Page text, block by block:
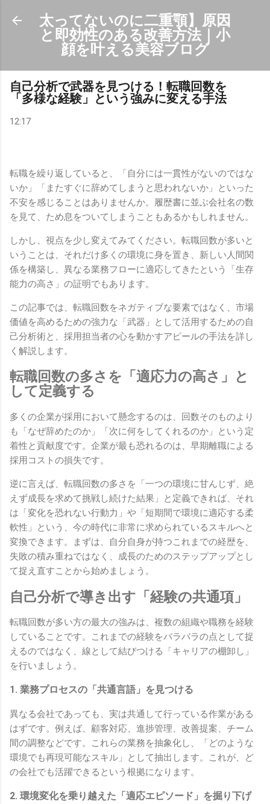
スキップしてメイン コンテンツに移動
太ってないのに二重顎】原因
と即効性のある改善方法｜小
顔を叶える美容ブログ
自己分析で武器を見つける！転職回数を
「多様な経験」という強みに変える手法
12:17
転職を繰り返していると、「自分には一貫性がないのではな
いか」「またすぐに辞めてしまうと思われないか」といった
不安を感じることはありませんか。履歴書に並ぶ会社名の数
を見て、ため息をついてしまうこともあるかもしれません。
しかし、視点を少し変えてみてください。転職回数が多いと
いうことは、それだけ多くの環境に身を置き、新しい人間関
係を構築し、異なる業務フローに適応してきたという「生存
能力の高さ」の証明でもあります。
この記事では、転職回数をネガティブな要素ではなく、市場
価値を高めるための強力な「武器」として活用するための自
己分析術と、採用担当者の心を動かすアピールの手法を詳し
く解説します。
転職回数の多さを「適応力の高さ」と
して定義する
多くの企業が採用において懸念するのは、回数そのものより
も「なぜ辞めたのか」「次に何をしてくれるのか」という定
着性と貢献度です。企業が最も恐れるのは、早期離職による
採用コストの損失です。
逆に言えば、転職回数の多さを「一つの環境に甘んじず、絶
えず成長を求めて挑戦し続けた結果」と定義できれば、それ
は「変化を恐れない行動力」や「短期間で環境に適応する柔
軟性」という、今の時代に非常に求められているスキルへと
変換できます。まずは、自分自身が持つこれまでの経歴を、
失敗の積み重ねではなく、成長のためのステップアップとし
て捉え直すことから始めましょう。
自己分析で導き出す「経験の共通項」
転職回数が多い方の最大の強みは、複数の組織や職務を経験
していることです。これまでの経験をバラバラの点として捉
えるのではなく、線として結びつける「キャリアの棚卸し」
を行いましょう。
1. 業務プロセスの「共通言語」を見つける
異なる会社であっても、実は共通して行っている作業がある
はずです。例えば、顧客対応、進捗管理、改善提案、チーム
間の調整などです。これらの業務を抽象化し、「どのような
環境でも再現可能なスキル」として抽出します。これが、ど
の会社でも活躍できるという根拠になります。
2. 環境変化を乗り越えた「適応エピソード」を掘り下げ